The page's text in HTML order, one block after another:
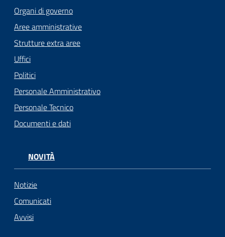
Organi di governo
Aree amministrative
Strutture extra aree
Uffici
Politici
Personale Amministrativo
Personale Tecnico
Documenti e dati
NOVITÀ
Notizie
Comunicati
Avvisi